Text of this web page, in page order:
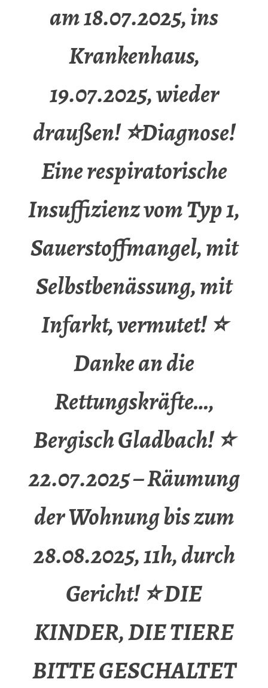
am 18.07.2025, ins
Krankenhaus,
19.07.2025, wieder
draußen! ⭐Diagnose!
Eine respiratorische
Insuffizienz vom Typ 1,
Sauerstoffmangel, mit
Selbstbenässung, mit
Infarkt, vermutet! ⭐
Danke an die
Rettungskräfte…,
Bergisch Gladbach! ⭐
22.07.2025 – Räumung
der Wohnung bis zum
28.08.2025, 11h, durch
Gericht! ⭐ DIE
KINDER, DIE TIERE
BITTE GESCHALTET